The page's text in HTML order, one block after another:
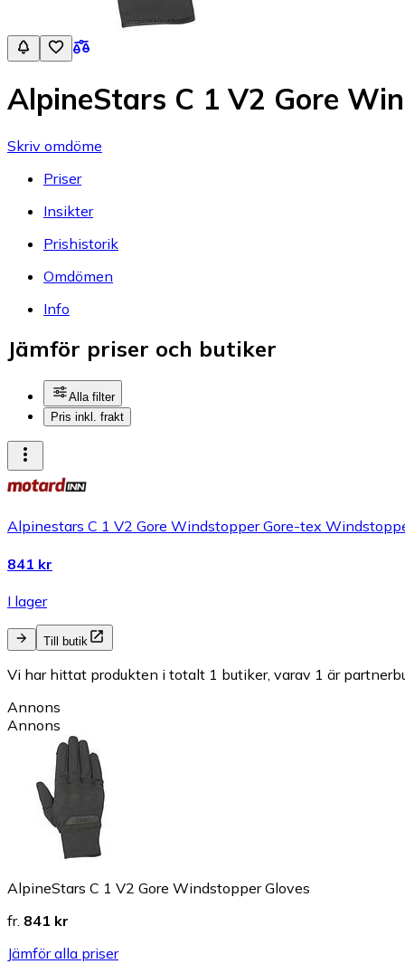
AlpineStars C 1 V2 Gore
Skriv omdöme
Priser
Insikter
Prishistorik
Omdömen
Info
Jämför priser och butiker
Alla filter
Pris inkl. frakt
Alpinestars C 1 V2 Gore Windstopper Gore-tex
841 kr
I lager
Till butik
Vi har hittat produkten i totalt 1 butiker, varav 1 är
Annons
Annons
AlpineStars C 1 V2 Gore Windstopper Gloves
fr. 841 kr
Jämför alla priser